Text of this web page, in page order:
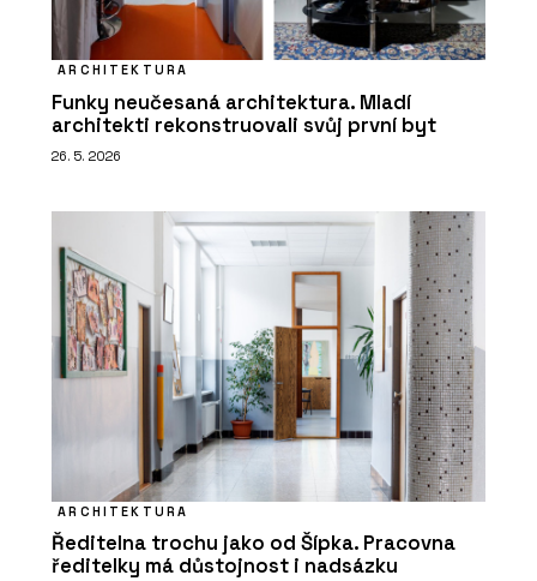
ARCHITEKTURA
Funky neučesaná architektura. Mladí
architekti rekonstruovali svůj první byt
26. 5. 2026
ARCHITEKTURA
Ředitelna trochu jako od Šípka. Pracovna
ředitelky má důstojnost i nadsázku